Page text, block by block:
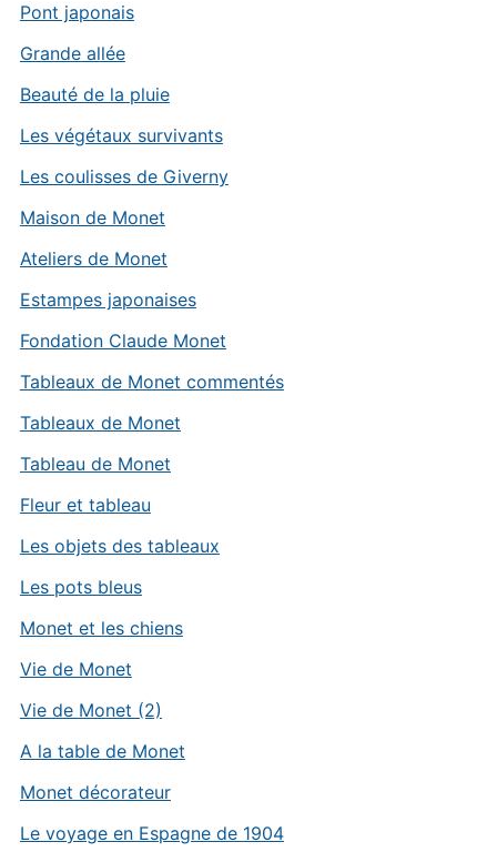
Pont japonais
Grande allée
Beauté de la pluie
Les végétaux survivants
Les coulisses de Giverny
Maison de Monet
Ateliers de Monet
Estampes japonaises
Fondation Claude Monet
Tableaux de Monet commentés
Tableaux de Monet
Tableau de Monet
Fleur et tableau
Les objets des tableaux
Les pots bleus
Monet et les chiens
Vie de Monet
Vie de Monet (2)
A la table de Monet
Monet décorateur
Le voyage en Espagne de 1904